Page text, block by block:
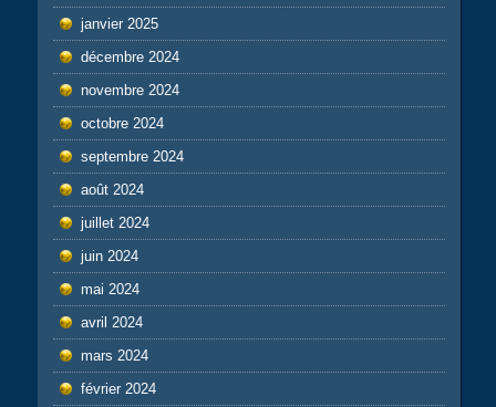
janvier 2025
décembre 2024
novembre 2024
octobre 2024
septembre 2024
août 2024
juillet 2024
juin 2024
mai 2024
avril 2024
mars 2024
février 2024